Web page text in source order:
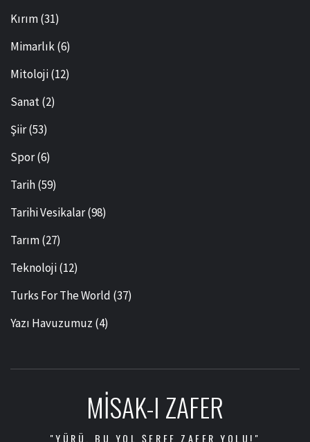
Kırım(31)
Mimarlık(6)
Mitoloji(12)
Sanat(2)
Şiir(53)
Spor(6)
Tarih(59)
Tarihi Vesikalar(98)
Tarım(27)
Teknoloji(12)
Turks For The World (37)
Yazı Havuzumuz (4)
MISAK-I ZAFER
"YÜRÜ, BU YOL ŞEREF ZAFER YOLU!"